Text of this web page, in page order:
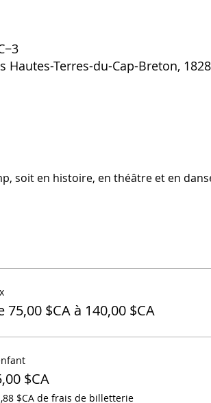
Terres-du-Cap-Breton,
soit en histoire, en théâtre et en
75,00 $CA à 140,00 $CA
$CA
$CA de frais de billetterie